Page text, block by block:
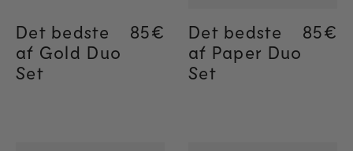
Det bedste
af Gold Duo
Set
Regular price
85€
Regular price
85€
Det bedste
af Paper Duo
Set
85€